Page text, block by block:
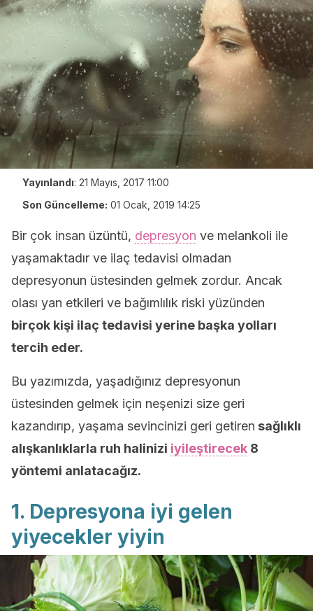
Yayınlandı: 21 Mayıs, 2017 11:00
Son Güncelleme: 01 Ocak, 2019 14:25
Bir çok insan üzüntü, depresyon ve melankoli ile
yaşamaktadır ve ilaç tedavisi olmadan
depresyonun üstesinden gelmek zordur. Ancak
olası yan etkileri ve bağımlılık riski yüzünden
birçok kişi ilaç tedavisi yerine başka yolları
tercih eder.
Bu yazımızda, yaşadığınız depresyonun
üstesinden gelmek için neşenizi size geri
kazandırıp, yaşama sevincinizi geri getiren sağlıklı
alışkanlıklarla ruh halinizi iyileştirecek 8
yöntemi anlatacağız.
1. Depresyona iyi gelen
yiyecekler yiyin